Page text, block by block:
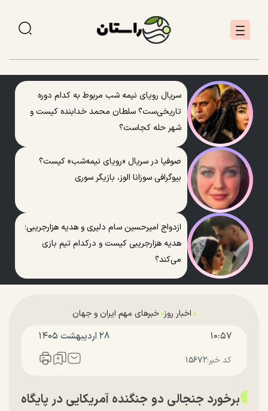
سریال رویای نیمه شب مربوط به کدام دوره
تاریخی‌ست؟ سلطان محمد خدابنده کیست و
شهر حله کجاست؟
صوفیا در سریال «رویای نیمه‌شب» کیست؟
بیوگرافی سوزانا الوز، بازیگر سوری
ازدواج امیرحسین سام دلیری و هدیه هزارجریبی؛
هدیه هزارجریبی کیست و درکدام تیم بازی
می‌کند؟
اخبار روز خبرهای مهم ایران و جهان
۱۰:۵۷ ۲۸ ارديبهشت ۱۴۰۵
کد خبر:۱۵۶۷۲
برخورد جنجالی دو جنگنده آمریکایی در پایگاه